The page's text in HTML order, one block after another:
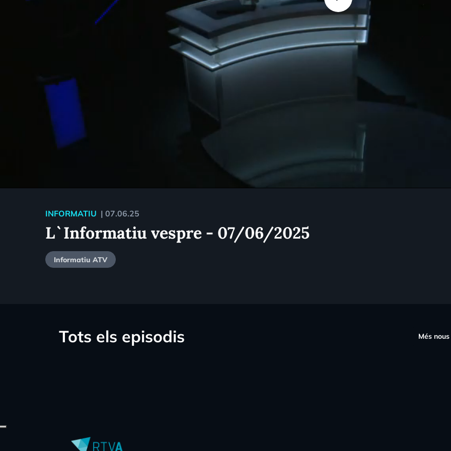
INFORMATIU | 07.06.25
L`Informatiu vespre - 07/06/2025
Informatiu ATV
Tots els episodis Més nous